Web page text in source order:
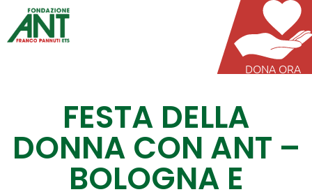
DONA ORA
FESTA DELLA
DONNA CON ANT –
BOLOGNA E